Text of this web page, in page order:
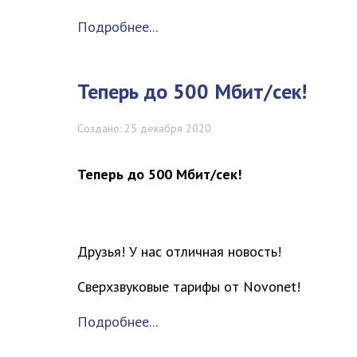
Подробнее...
Теперь до 500 Мбит/сек!
Создано: 25 декабря 2020
Теперь до 500 Мбит/сек!
Друзья! У нас отличная новость!
Сверхзвуковые тарифы от Novonet!
Подробнее...